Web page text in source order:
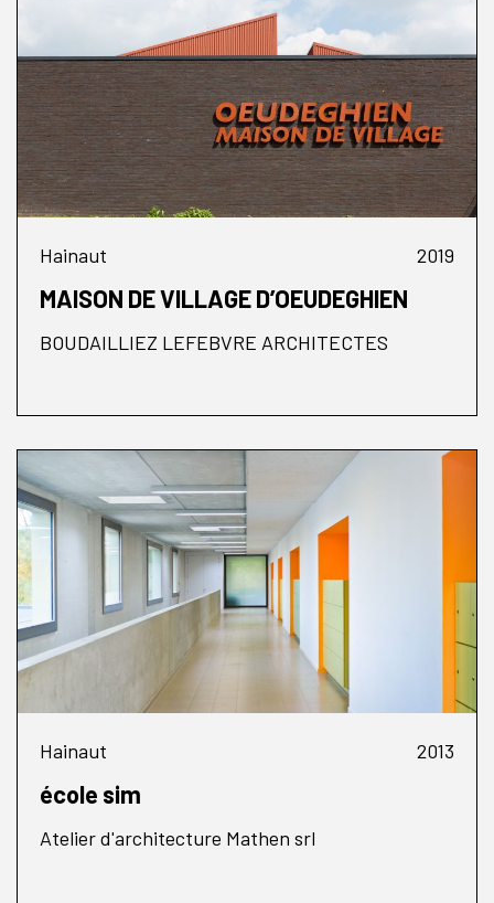
Hainaut 2019
MAISON DE VILLAGE D’OEUDEGHIEN
BOUDAILLIEZ LEFEBVRE ARCHITECTES
Hainaut 2013
école sim
Atelier d'architecture Mathen srl